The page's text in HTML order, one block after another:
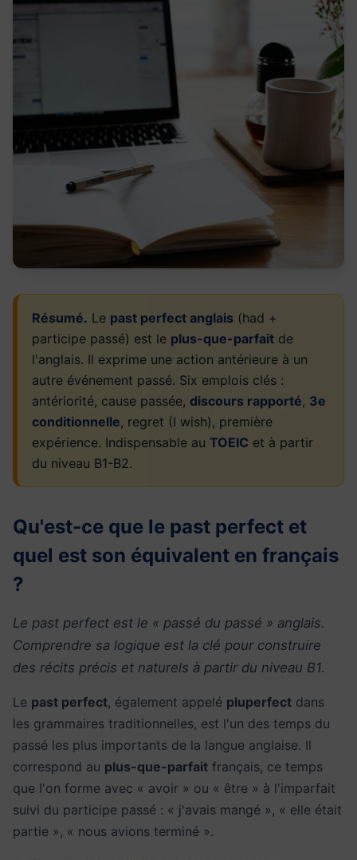
Résumé. Le past perfect anglais (had +
participe passé) est le plus-que-parfait de
l'anglais. Il exprime une action antérieure à un
autre événement passé. Six emplois clés :
antériorité, cause passée, discours rapporté, 3e
conditionnelle, regret (I wish), première
expérience. Indispensable au TOEIC et à partir
du niveau B1-B2.
Qu'est-ce que le past perfect et
quel est son équivalent en français
?
Le past perfect est le « passé du passé » anglais.
Comprendre sa logique est la clé pour construire
des récits précis et naturels à partir du niveau B1.
Le past perfect, également appelé pluperfect dans
les grammaires traditionnelles, est l'un des temps du
passé les plus importants de la langue anglaise. Il
correspond au plus-que-parfait français, ce temps
que l'on forme avec « avoir » ou « être » à l'imparfait
suivi du participe passé : « j'avais mangé », « elle était
partie », « nous avions terminé ».